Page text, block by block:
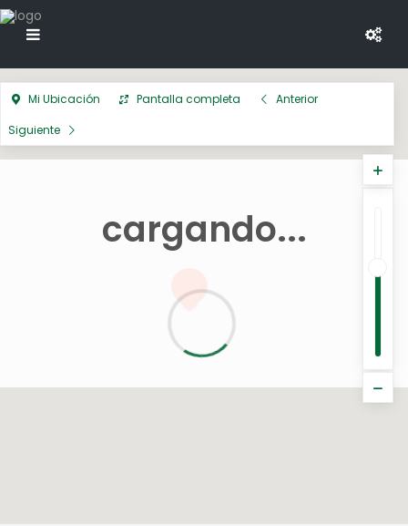
cargando...
Mi Ubicación Pantalla completa
Anterior
Siguiente